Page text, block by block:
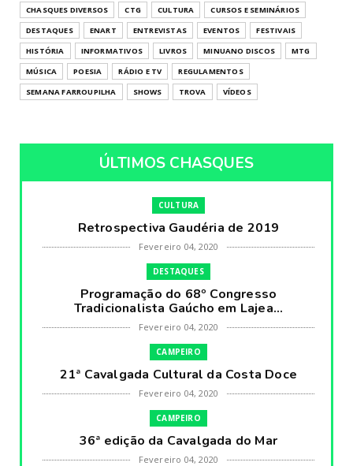
CHASQUES DIVERSOS CTG CULTURA
CURSOS E SEMINÁRIOS
DESTAQUES
ENART ENTREVISTAS EVENTOS
FESTIVAIS
HISTÓRIA
INFORMATIVOS LIVROS MINUANO DISCOS
MTG
MÚSICA
POESIA RÁDIO E TV
REGULAMENTOS
SEMANA FARROUPILHA
SHOWS TROVA VÍDEOS
ÚLTIMOS CHASQUES
CULTURA
Retrospectiva Gaudéria de 2019
Fevereiro 04, 2020
DESTAQUES
Programação do 68º Congresso
Tradicionalista Gaúcho em Lajea...
Fevereiro 04, 2020
CAMPEIRO
21ª Cavalgada Cultural da Costa Doce
Fevereiro 04, 2020
CAMPEIRO
36ª edição da Cavalgada do Mar
Fevereiro 04, 2020